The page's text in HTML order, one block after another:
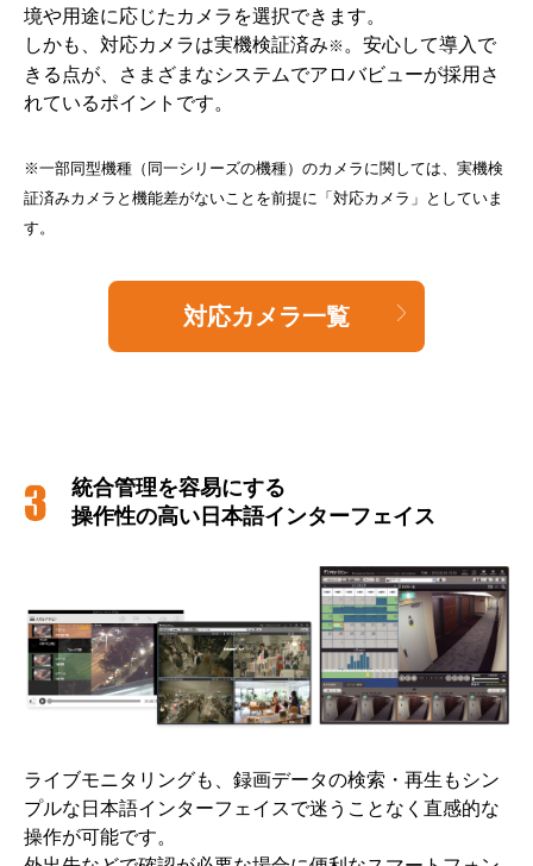
境や用途に応じたカメラを選択できます。
しかも、対応カメラは実機検証済み ※ 。安心して導入で
きる点が、さまざまなシステムでアロバビューが採用さ
れているポイントです。
※一部同型機種（同一シリーズの機種）のカメラに関しては、実機検
証済みカメラと機能差がないことを前提に「対応カメラ」としていま
す。
対応カメラ一覧
統合管理を容易にする
操作性の高い日本語インターフェイス
ライブモニタリングも、録画データの検索・再生もシン
プルな日本語インターフェイスで迷うことなく直感的な
操作が可能です。